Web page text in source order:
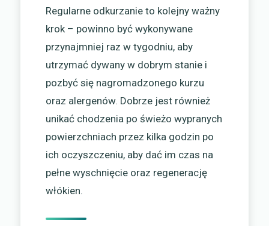
Regularne odkurzanie to kolejny ważny
krok – powinno być wykonywane
przynajmniej raz w tygodniu, aby
utrzymać dywany w dobrym stanie i
pozbyć się nagromadzonego kurzu
oraz alergenów. Dobrze jest również
unikać chodzenia po świeżo wypranych
powierzchniach przez kilka godzin po
ich oczyszczeniu, aby dać im czas na
pełne wyschnięcie oraz regenerację
włókien.